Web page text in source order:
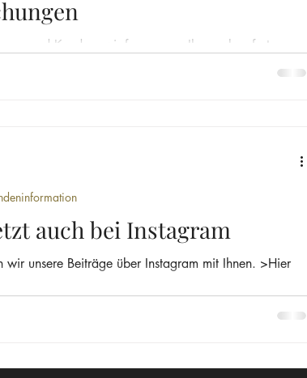
und Kunden, wir freuen uns, Ihnen ab sofort
auch bei Instagram
unsere Beiträge über Instagram mit Ihnen. >Hier